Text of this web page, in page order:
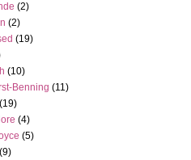
(2)
(2)
(19)
(10)
Benning (11)
(19)
(4)
(5)
(9)